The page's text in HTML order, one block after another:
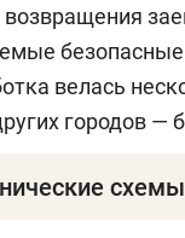
велась
городов —